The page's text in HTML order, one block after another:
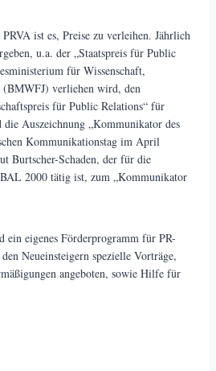
ist es, Preise zu verleihen. Jährlich
u.a. der „Staatspreis für Public
für Wissenschaft,
verliehen wird, den
für Public Relations“ für
die Auszeichnung „Kommunikator des
Kommunikationstag im April
Burtscher-Schaden, der für die
2000 tätig ist, zum „Kommunikator
ein eigenes Förderprogramm für PR-
Neueinsteigern spezielle Vorträge,
angeboten, sowie Hilfe für